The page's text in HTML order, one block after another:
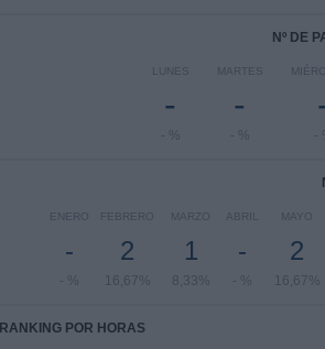
Nº DE
LUNES
-
- %
MARTES
-
- % -
ENERO
-
- %
FEBRERO
2
16,67%
MARZO
1
8,33%
ABRIL
-
- %
MAYO
2
16,67%
RANKING POR HORAS